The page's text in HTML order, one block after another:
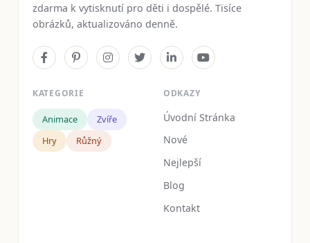
zdarma k vytisknutí pro děti i dospělé. Tisíce
obrázků, aktualizováno denně.
KATEGORIE
Animace
Zvíře
Hry
Růžný
ODKAZY
Úvodní Stránka
Nové
Nejlepší
Blog
Kontakt